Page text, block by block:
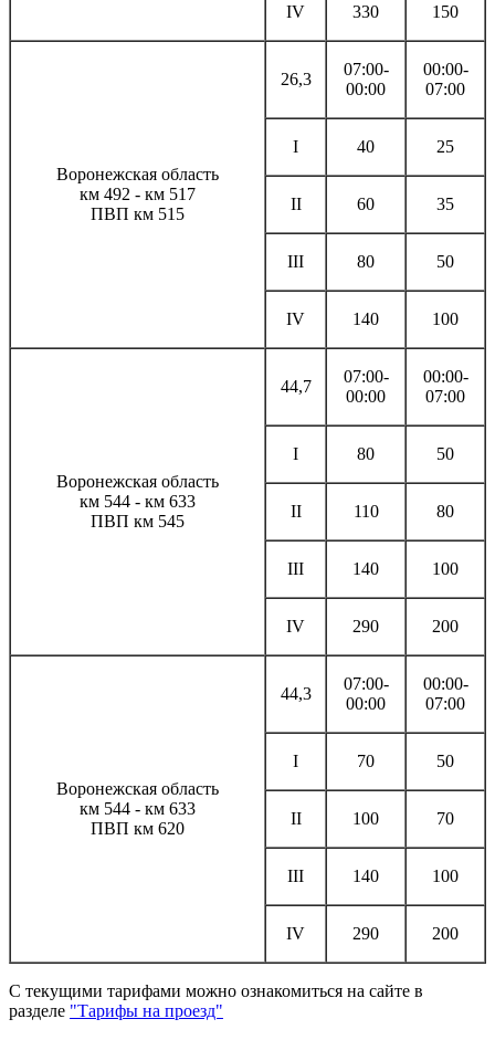
IV 330 150
Воронежская область
км 492 - км 517
ПВП км 515
26,3
07:00-
00:00
00:00-
07:00
I 40 25
II 60 35
III 80 50
IV 140 100
Воронежская область
км 544 - км 633
ПВП км 545
44,7
07:00-
00:00
00:00-
07:00
I 80 50
II 110 80
III 140 100
IV 290 200
Воронежская область
км 544 - км 633
ПВП км 620
44,3
07:00-
00:00
00:00-
07:00
I 70 50
II 100 70
III 140 100
IV 290 200
С текущими тарифами можно ознакомиться на сайте в
разделе "Тарифы на проезд"